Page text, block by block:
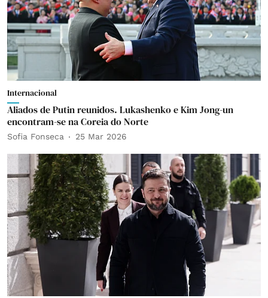
Internacional
Aliados de Putin reunidos. Lukashenko e Kim Jong-un
encontram-se na Coreia do Norte
Sofia Fonseca 25 Mar 2026